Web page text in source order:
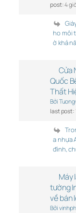
post:4
ho môi
ờ khả
Cửa
Quốc
Thất
Bởi
last post:
a nhựa
đình,
Máy
tường
về bán
Bởi